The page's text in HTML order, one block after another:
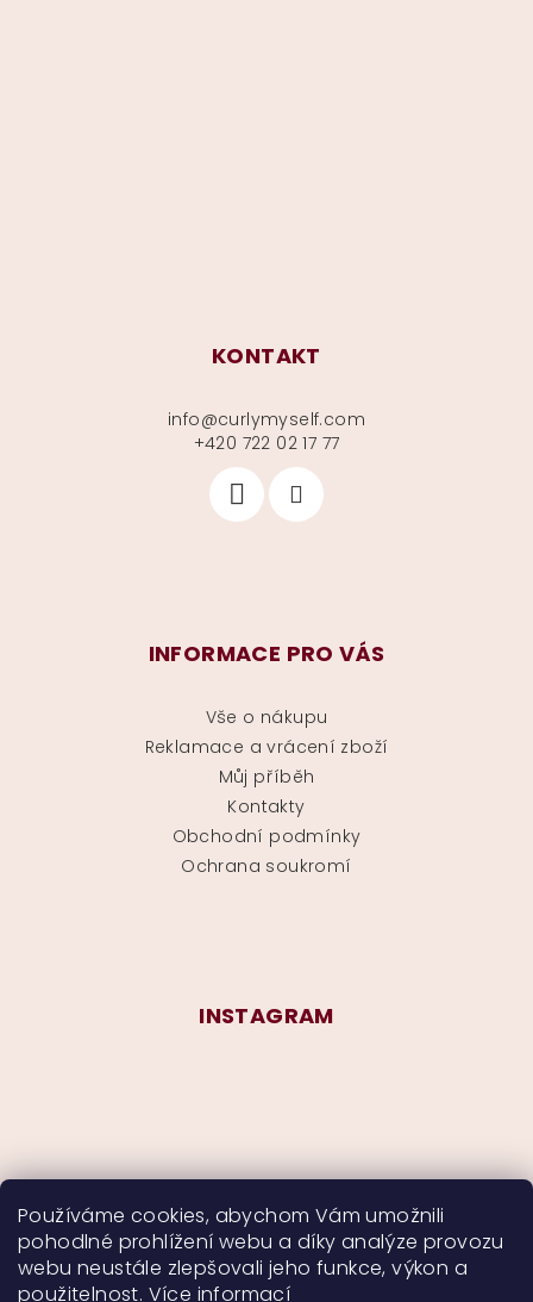
Používáme cookies, abychom Vám umožnili
pohodlné prohlížení webu a díky analýze provozu
webu neustále zlepšovali jeho funkce, výkon a
použitelnost. Více informací
KONTAKT
info@curlymyself.com
+420 722 02 17 77
INFORMACE PRO VÁS
Vše o nákupu
Reklamace a vrácení zboží
Můj příběh
Kontakty
Obchodní podmínky
Ochrana soukromí
INSTAGRAM
Sledovat na Instagramu